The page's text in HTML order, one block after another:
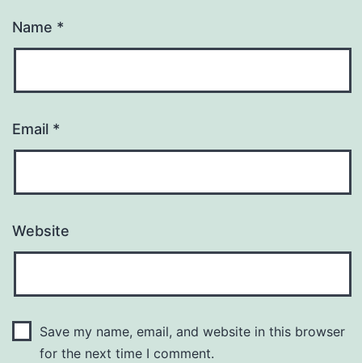
Name *
Email *
Website
Save my name, email, and website in this browser
for the next time I comment.